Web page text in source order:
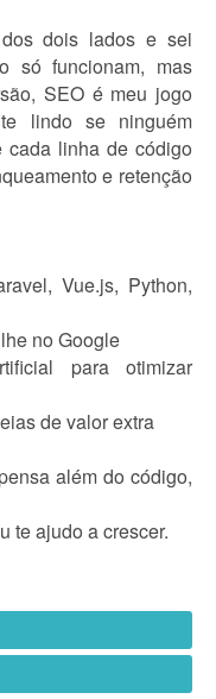
dos dois lados e sei
só funcionam, mas
SEO é meu jogo
lindo se ninguém
cada linha de código
e retenção
Vue.js, Python,
no Google
para otimizar
de valor extra
além do código,
te ajudo a crescer.